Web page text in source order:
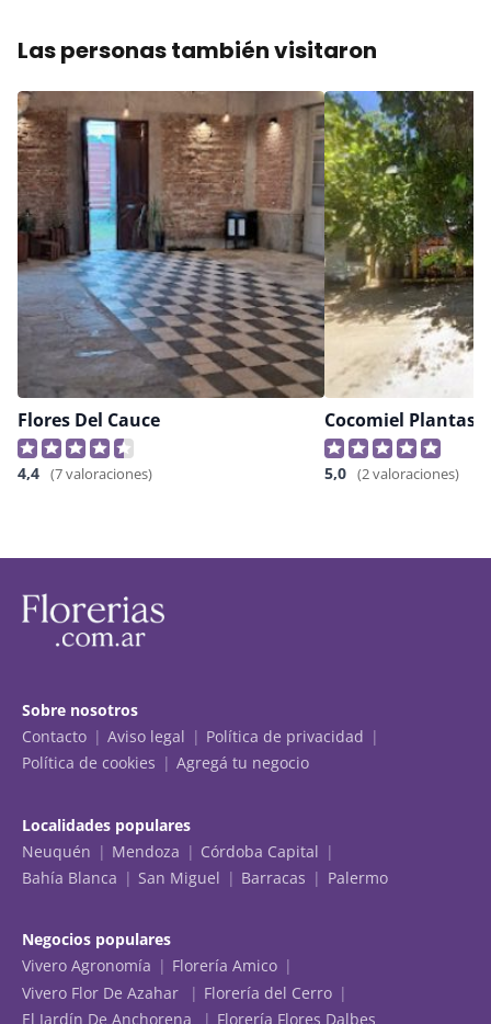
Las personas también visitaron
Flores Del Cauce
4,4 (7 valoraciones)
Cocomiel Plantas
5,0 (2 valoraciones)
Sobre nosotros
Contacto
Aviso legal
Política de privacidad
Política de cookies
Agregá tu negocio
Localidades populares
Neuquén
Mendoza
Córdoba Capital
Bahía Blanca
San Miguel Barracas Palermo
Negocios populares
Vivero Agronomía
Florería Amico
Vivero Flor De Azahar
Florería del Cerro
El Jardín De Anchorena
Florería Flores Dalbes